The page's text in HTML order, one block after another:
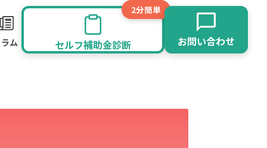
ム
2分簡単
セルフ補助金診断 お問い合わせ